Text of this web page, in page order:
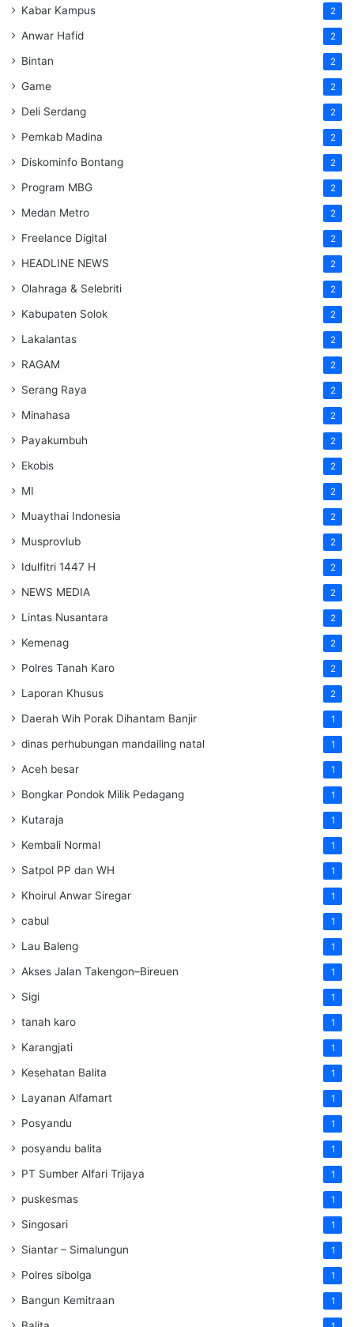
Kabar Kampus 2
Anwar Hafid 2
Bintan 2
Game 2
Deli Serdang 2
Pemkab Madina 2
Diskominfo Bontang 2
Program MBG 2
Medan Metro 2
Freelance Digital 2
HEADLINE NEWS 2
Olahraga & Selebriti 2
Kabupaten Solok 2
Lakalantas 2
RAGAM 2
Serang Raya 2
Minahasa 2
Payakumbuh 2
Ekobis 2
MI 2
Muaythai Indonesia 2
Musprovlub 2
Idulfitri 1447 H 2
NEWS MEDIA 2
Lintas Nusantara 2
Kemenag 2
Polres Tanah Karo 2
Laporan Khusus 2
Daerah Wih Porak Dihantam Banjir 1
dinas perhubungan mandailing natal 1
Aceh besar 1
Bongkar Pondok Milik Pedagang 1
Kutaraja 1
Kembali Normal 1
Satpol PP dan WH 1
Khoirul Anwar Siregar 1
cabul 1
Lau Baleng 1
Akses Jalan Takengon–Bireuen 1
Sigi 1
tanah karo 1
Karangjati 1
Kesehatan Balita 1
Layanan Alfamart 1
Posyandu 1
posyandu balita 1
PT Sumber Alfari Trijaya 1
puskesmas 1
Singosari 1
Siantar – Simalungun 1
Polres sibolga 1
Bangun Kemitraan 1